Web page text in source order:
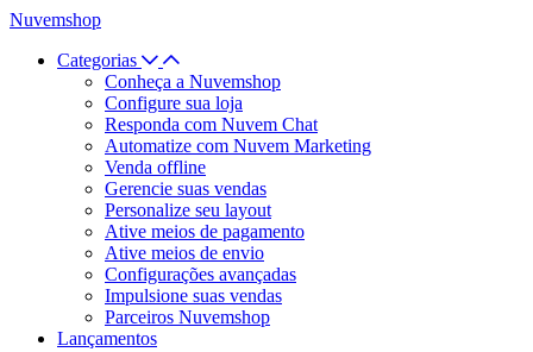
Nuvemshop
Categorias
Conheça a Nuvemshop
Configure sua loja
Responda com Nuvem Chat
Automatize com Nuvem Marketing
Venda offline
Gerencie suas vendas
Personalize seu layout
Ative meios de pagamento
Ative meios de envio
Configurações avançadas
Impulsione suas vendas
Parceiros Nuvemshop
Lançamentos